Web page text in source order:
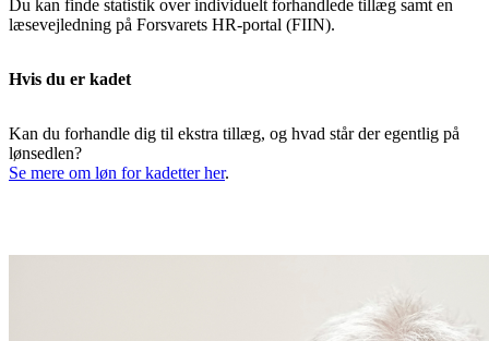
Du kan finde statistik over individuelt forhandlede tillæg samt en
læsevejledning på Forsvarets HR-portal (FIIN).
Hvis du er kadet
Kan du forhandle dig til ekstra tillæg, og hvad står der egentlig på
lønsedlen?
Se mere om løn for kadetter her.